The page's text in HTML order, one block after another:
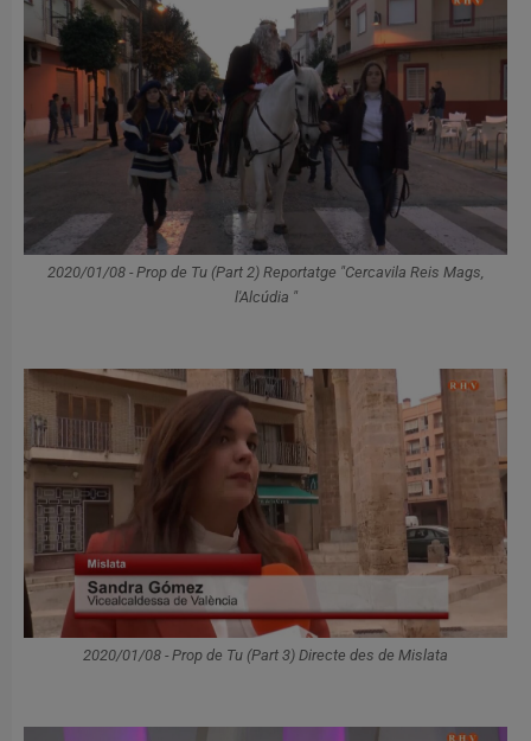
2020/01/08 - Prop de Tu (Part 2) Reportatge "Cercavila Reis Mags,
l'Alcúdia "
2020/01/08 - Prop de Tu (Part 3) Directe des de Mislata